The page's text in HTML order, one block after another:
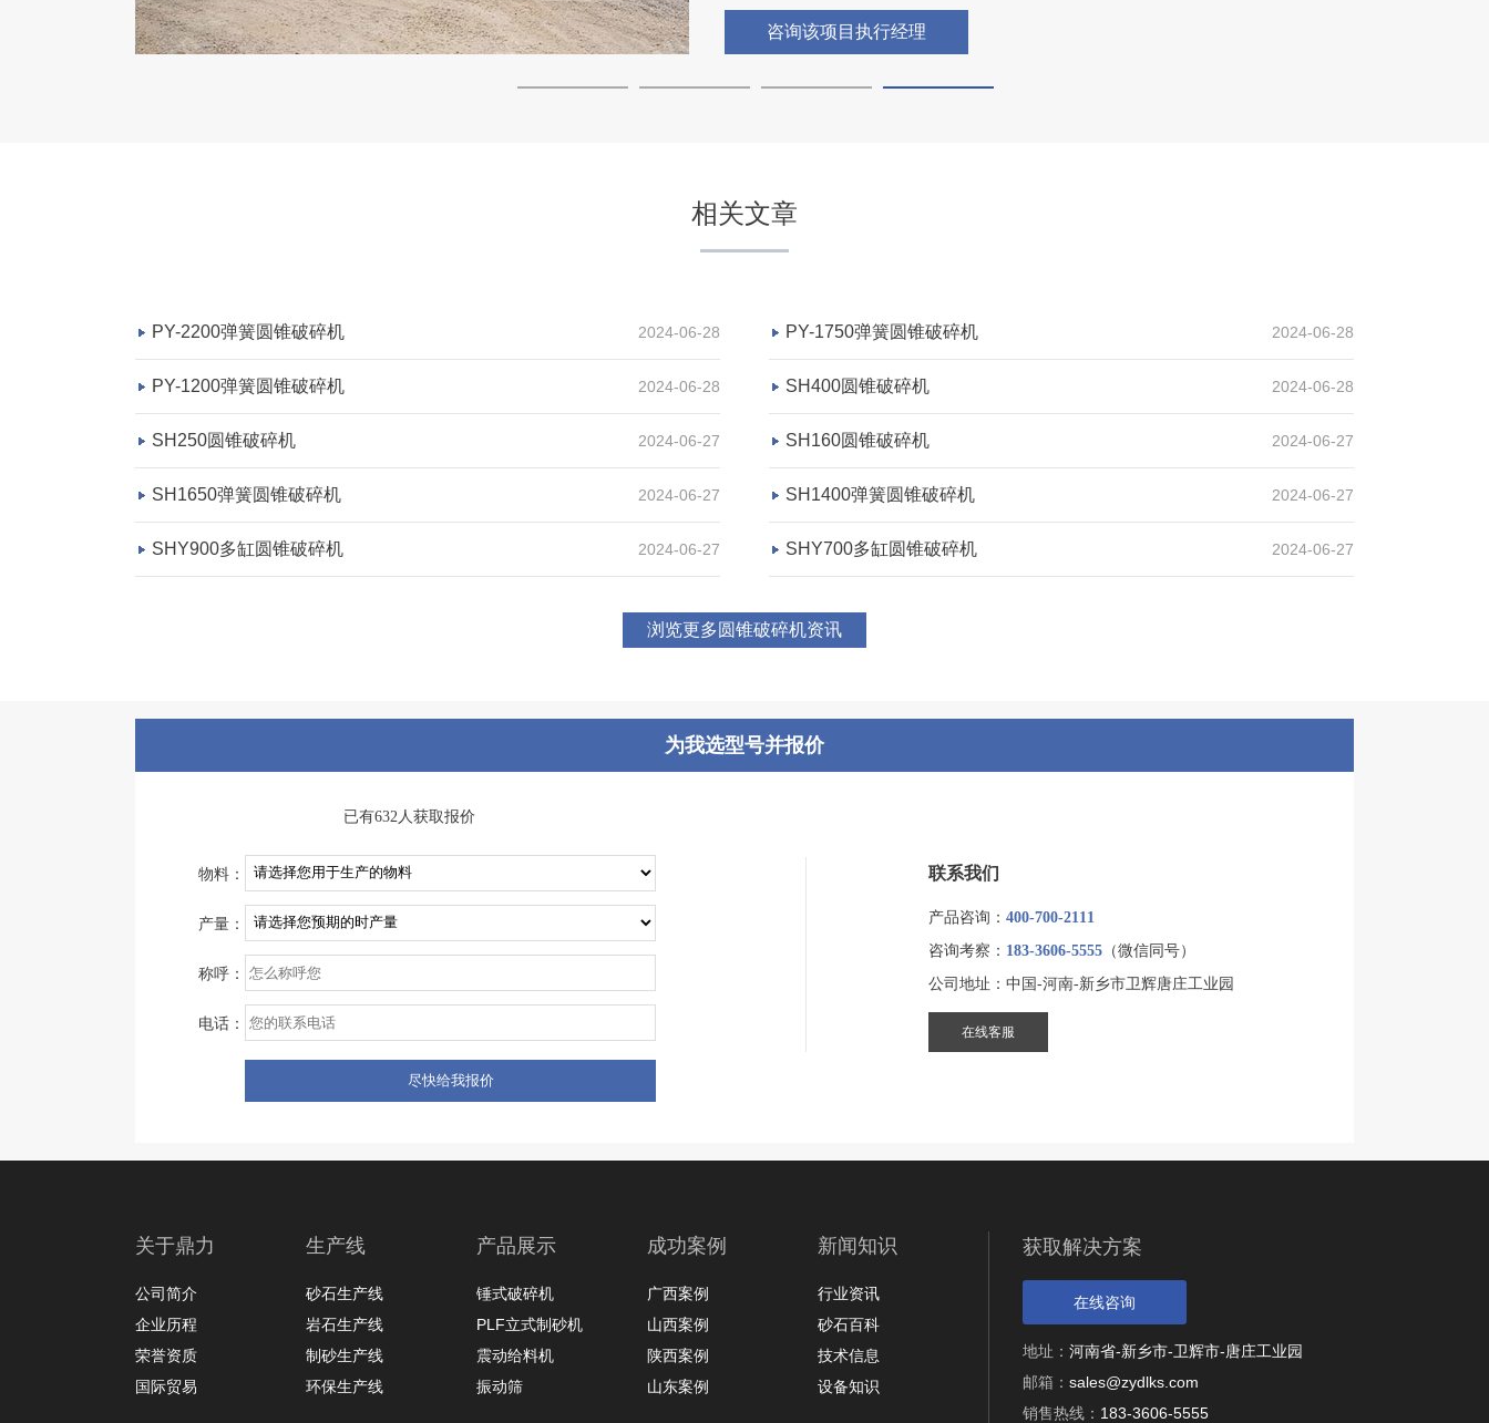
内蒙古丰镇市时产300吨砂石生产线
咨询该项目执行经理
相关文章
PY-2200弹簧圆锥破碎机 2024-06-28 PY-1750弹簧圆锥破碎机 2024-06-28
PY-1200弹簧圆锥破碎机 2024-06-28 SH400圆锥破碎机 2024-06-28
SH250圆锥破碎机 2024-06-27 SH160圆锥破碎机 2024-06-27
SH1650弹簧圆锥破碎机 2024-06-27 SH1400弹簧圆锥破碎机 2024-06-27
SHY900多缸圆锥破碎机 2024-06-27 SHY700多缸圆锥破碎机 2024-06-27
浏览更多圆锥破碎机资讯
为我选型号并报价
已有632人获取报价
物料：
产量：
称呼：
电话：
联系我们
产品咨询： 400-700-2111
咨询考察： 183-3606-5555 （微信同号）
公司地址：中国-河南-新乡市卫辉唐庄工业园
在线客服
关于鼎力
公司简介
企业历程
荣誉资质
国际贸易
生产线
砂石生产线
岩石生产线
制砂生产线
环保生产线
产品展示
锤式破碎机
PLF立式制砂机
震动给料机
振动筛
成功案例
广西案例
山西案例
陕西案例
山东案例
新闻知识
行业资讯
砂石百科
技术信息
设备知识
获取解决方案
在线咨询
地址： 河南省-新乡市-卫辉市-唐庄工业园
邮箱： sales@zydlks.com
销售热线： 183-3606-5555